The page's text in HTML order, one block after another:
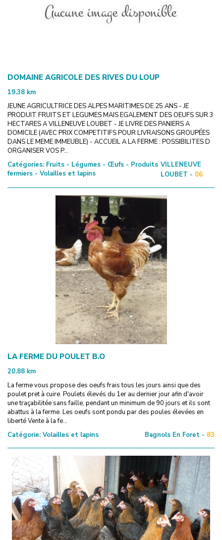
DOMAINE AGRICOLE DES RIVES DU LOUP
19.38 km
JEUNE AGRICULTRICE DES ALPES MARITIMES DE 25 ANS - JE
PRODUIT FRUITS ET LEGUMES MAIS EGALEMENT DES OEUFS SUR 3
HECTARES A VILLENEUVE LOUBET - JE LIVRE DES PANIERS A
DOMICILE (AVEC PRIX COMPETITIFS POUR LIVRAISONS GROUPÉES
DANS LE MEME IMMEUBLE) - ACCUEIL A LA FERME : POSSIBILITES D
ORGANISER VOS P...
Catégories: Fruits - Légumes - Œufs - Produits
fermiers - Volailles et lapins
VILLENEUVE
LOUBET - 06
LA FERME DU POULET B.O
20.88 km
La ferme vous propose des oeufs frais tous les jours ainsi que des
poulet pret à cuire. Poulets élevés du 1er au dernier jour afin d'avoir
une traçabilitée sans faille, pendant un minimum de 90 jours et ils sont
abattus à la ferme. Les oeufs sont pondu par des poules élevées en
liberté Vente à la fe...
Catégorie: Volailles et lapins Bagnols En Foret - 83